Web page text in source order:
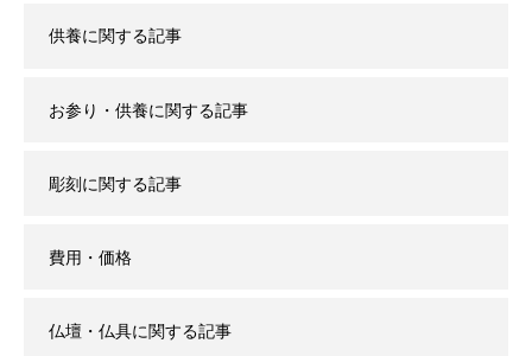
供養に関する記事
お参り・供養に関する記事
彫刻に関する記事
費用・価格
仏壇・仏具に関する記事